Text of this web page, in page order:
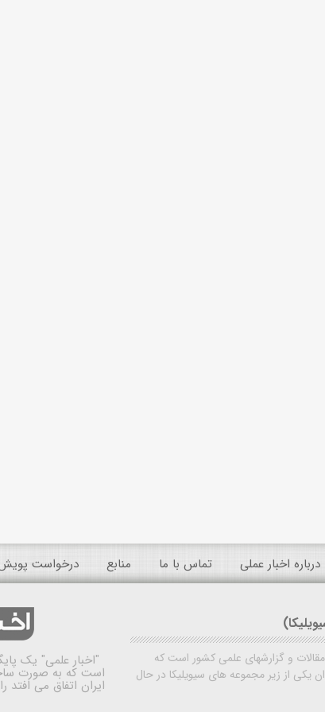
درباره اخبار عملی تماس با ما منابع درخواست
و گزارشهای علمی کشور است که
یکی از زیر مجموعه های سیویلیکا در حال
"اخبار علمی" یک
است که به صورت
ایران اتفاق می افتد